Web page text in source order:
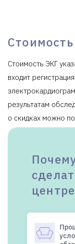
мониторирование
Клиника
Стоимость ЭКГ
входит
результатам
о скидках можно